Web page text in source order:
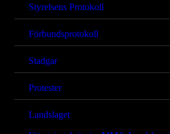
Styrelsens Protokoll
Förbundsprotokoll
Stadgar
Protester
Landslaget